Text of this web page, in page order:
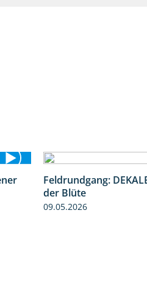
1:18
Feldrundgang:
der Blüte
09.05.2026